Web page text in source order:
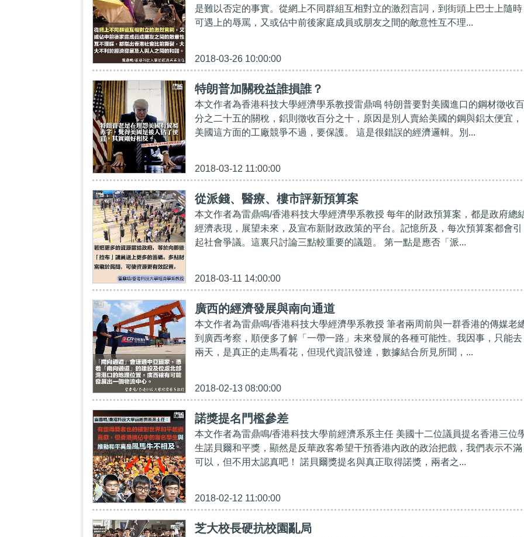
是難以否定的事實。從網上不同群組互相對立的激烈言詞，到街頭上巴士上隨時
可遇上的辱罵，又或佔中前後家庭成員或朋友之間的敵意性互不理...
2018-03-26 10:00:00
特朗普加關稅益誰損誰？
本文作者為香港科技大學經濟學系教授雷鼎鳴 特朗普要對美國進口的鋼材徵收百
分之二十五的關稅，鋁則徵收百分之十，原因是別人賣給美國的鋼與鋁太便宜，
美國這方面的工廠競爭不過，要保護。 這是很錯誤的經濟邏輯。別...
2018-03-12 11:00:00
從派錢、醫療、樓市評新預算案
本文作者為雷鼎鳴/香港科技大學經濟學系教授 每年的財政預算案，都是政府總
經濟表現，展望未來，及宣布新財政政策的平台。記憶所及，每次預算案都會引
起社會爭議。這裏只討論三點較重要的議題。 第一點是應否「派...
2018-03-11 14:00:00
廣西的經濟發展與南向通道
本文作者為雷鼎鳴/香港科技大學經濟學系教授 筆者兩周前與一群香港的傳媒老
到廣西考察，順便多了解「一帶一路」未來發展的各種可能性。我因事，只能去
兩天，是真正的走馬看花，但現代資訊發達，數據結合所見所聞，...
2018-02-13 08:00:00
諾獎提名門檻參差
本文作者為雷鼎鳴/香港科技大學前經濟系系主任 美國十二位議員提名香港三位
生諾貝爾和平獎，顯然是反華政客希望干預香港內政的政治把戲，我們表示不滿
可以，但不用太認真吧！ 諾貝爾獎提名與真正取得諾獎，兩者之...
2018-02-12 11:00:00
芝大校長硬抗校園亂局